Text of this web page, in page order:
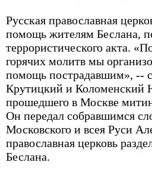
Русская православная
помощь жителям Беслана,
террористического акта.
горячих молитв мы
помощь пострадавшим», --
Крутицкий и Коломенский
прошедшего в Москве
Он передал собравшимся
Московского и всея Руси
православная церковь
Беслана.